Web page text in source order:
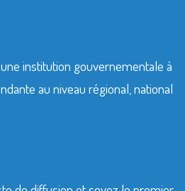
institution gouvernementale à
au niveau régional, national